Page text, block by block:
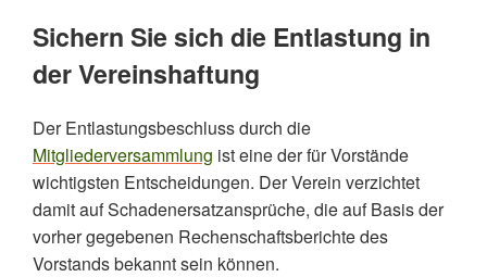
Sichern Sie sich die Entlastung in
der Vereinshaftung
Der Entlastungsbeschluss durch die
Mitgliederversammlung ist eine der für Vorstände
wichtigsten Entscheidungen. Der Verein verzichtet
damit auf Schadenersatzansprüche, die auf Basis der
vorher gegebenen Rechenschaftsberichte des
Vorstands bekannt sein können.